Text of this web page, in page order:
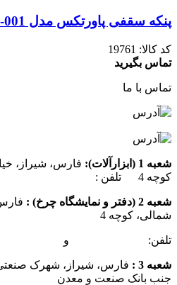
پنکه سقفی پاورتکس مدل FC-001
کد کالا: 19761
تماس بگیرید
تماس با ما
شعبه 1 (ابزارآلات):
فارس، شیراز،
کوچه 4 تلفن :
شعبه 2 (دفتر و نمایشگاه چرخ) :
شمالی، کوچه 4
تلفن: و
شعبه 3 :
فارس، شیراز، شهرک
جنب بانک صنعت و معدن